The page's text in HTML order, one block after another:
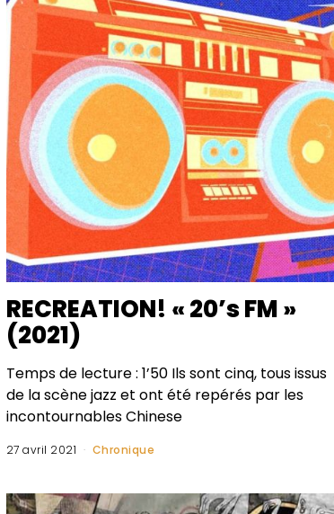
RECREATION! « 20’s FM »
(2021)
Temps de lecture : 1’50 Ils sont cinq, tous issus
de la scène jazz et ont été repérés par les
incontournables Chinese
27 avril 2021 Chronique